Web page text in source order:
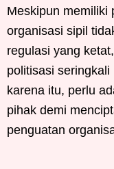
Meskipun memiliki
organisasi sipil
regulasi yang
politisasi
karena itu, perlu
pihak demi
penguatan